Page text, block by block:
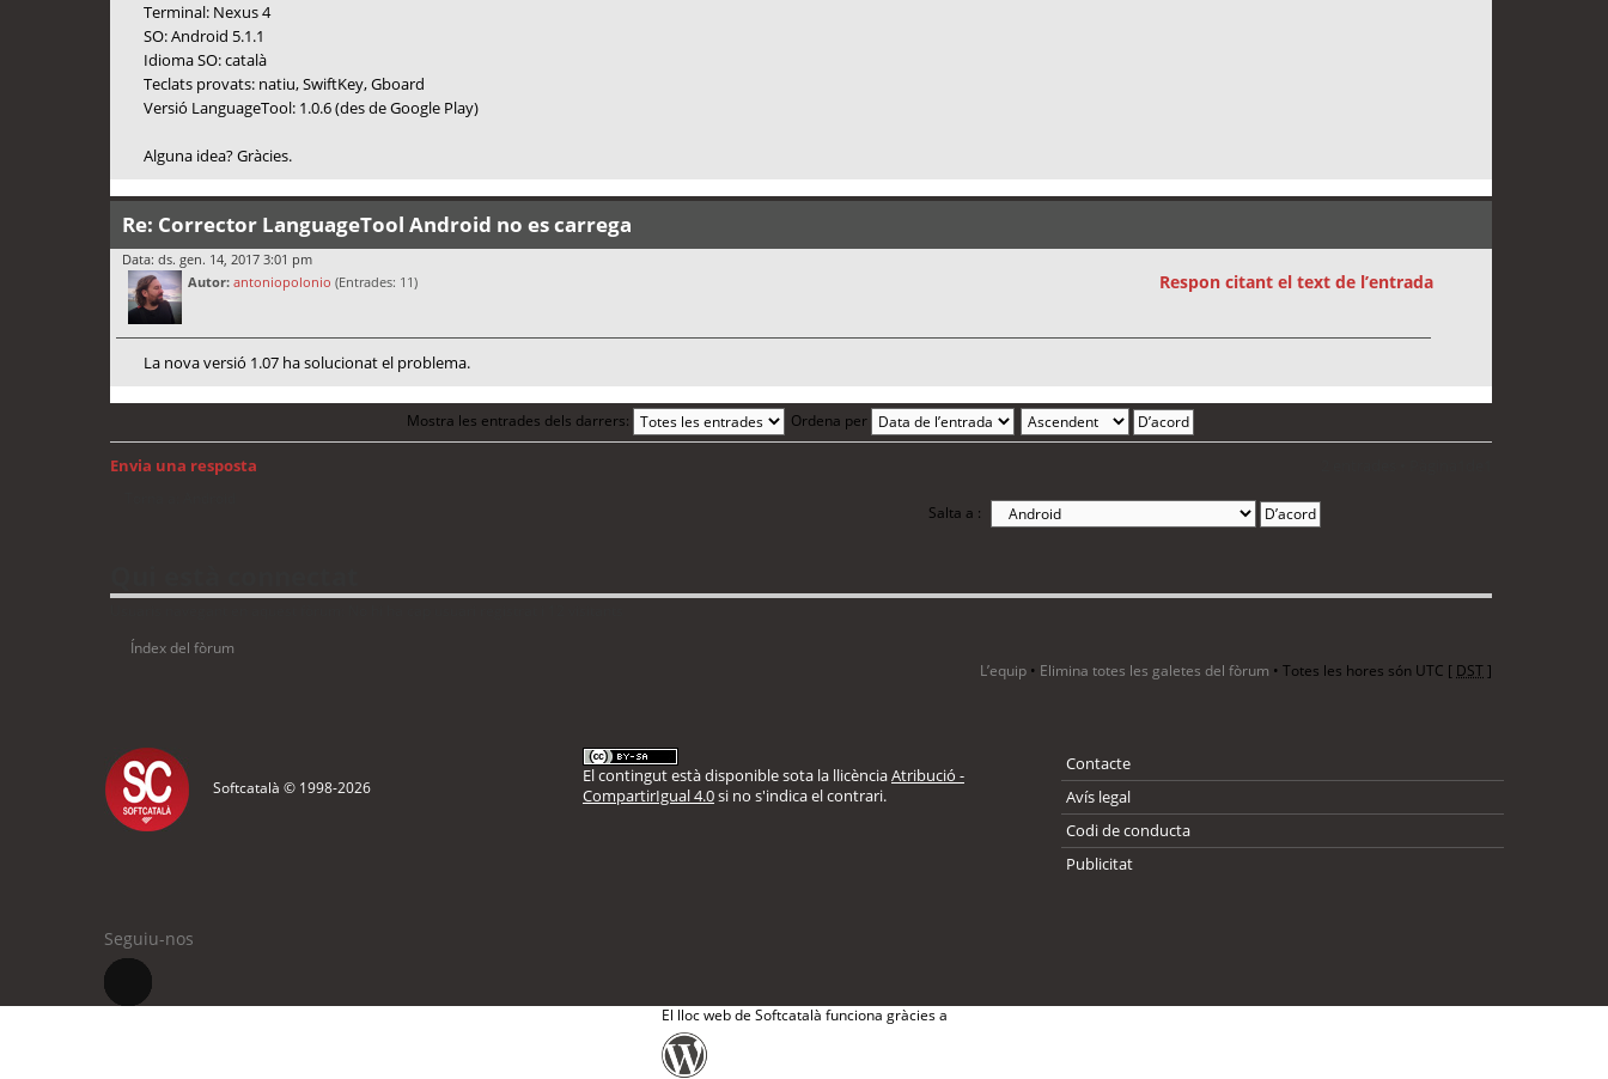
Terminal: Nexus 4
SO: Android 5.1.1
Idioma SO: català
Teclats provats: natiu, SwiftKey, Gboard
Versió LanguageTool: 1.0.6 (des de Google Play)
Alguna idea? Gràcies.
Re: Corrector LanguageTool Android no es carrega
Data: ds. gen. 14, 2017 3:01 pm
Autor: antoniopolonio (Entrades: 11) Respon citant el text de l’entrada
La nova versió 1.07 ha solucionat el problema.
Mostra les entrades dels darrers: Ordena per
Envia una resposta
Salta a :
Índex del fòrum
L’equip • Elimina totes les galetes del fòrum • Totes les hores són UTC [ DST]
Softcatalà © 1998-2026
El contingut està disponible sota la llicènciaAtribució -
CompartirIgual 4.0si no s'indica el contrari.
Contacte
Avís legal
Codi de conducta
Publicitat
Seguiu-nos
El lloc web de Softcatalà funciona gràcies a